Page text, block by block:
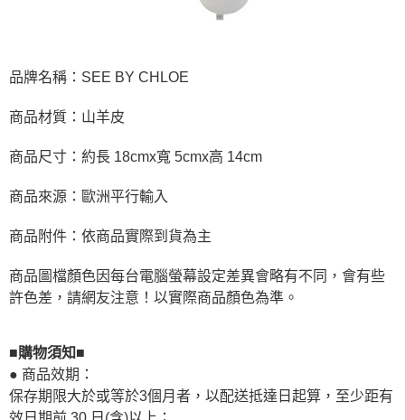
品牌名稱：SEE BY CHLOE
商品材質：山羊皮
商品尺寸：約長 18cmx寬 5cmx高 14cm
商品來源：歐洲平行輸入
商品附件：依商品實際到貨為主
商品圖檔顏色因每台電腦螢幕設定差異會略有不同，會有些
許色差，請網友注意！以實際商品顏色為準。
■購物須知■
● 商品效期：
保存期限大於或等於3個月者，以配送抵達日起算，至少距有